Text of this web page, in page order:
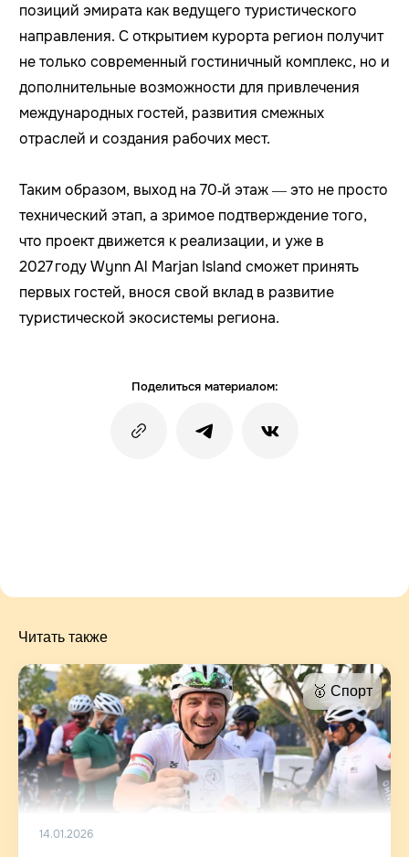
позиций эмирата как ведущего туристического
направления. С открытием курорта регион получит
не только современный гостиничный комплекс, но и
дополнительные возможности для привлечения
международных гостей, развития смежных
отраслей и создания рабочих мест.
Таким образом, выход на 70‑й этаж — это не просто
технический этап, а зримое подтверждение того,
что проект движется к реализации, и уже в
2027 году Wynn Al Marjan Island сможет принять
первых гостей, внося свой вклад в развитие
туристической экосистемы региона.
Поделиться материалом:
Читать также
🥇 Спорт
14.01.2026